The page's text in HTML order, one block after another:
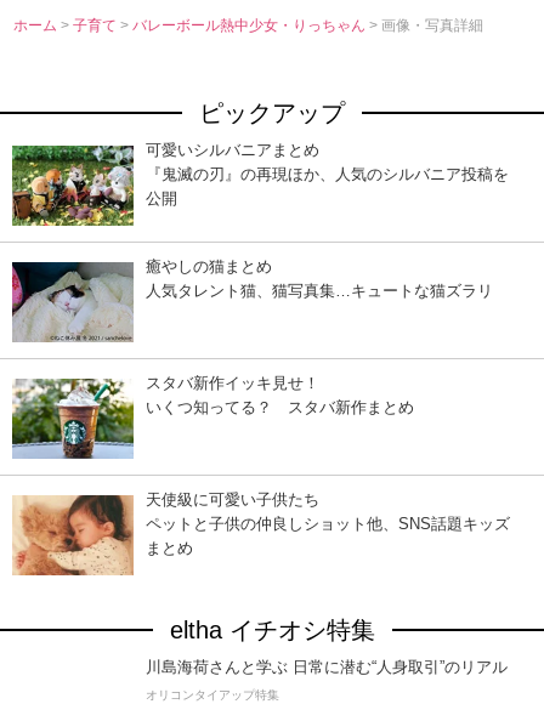
ホーム >子育て>バレーボール熱中少女・りっちゃん> 画像・写真詳細
ピックアップ
可愛いシルバニアまとめ
『鬼滅の刃』の再現ほか、人気のシルバニア投稿を
公開
癒やしの猫まとめ
人気タレント猫、猫写真集…キュートな猫ズラリ
スタバ新作イッキ見せ！
いくつ知ってる？ スタバ新作まとめ
天使級に可愛い子供たち
ペットと子供の仲良しショット他、SNS話題キッズ
まとめ
eltha イチオシ特集
川島海荷さんと学ぶ 日常に潜む“人身取引”のリアル
オリコンタイアップ特集